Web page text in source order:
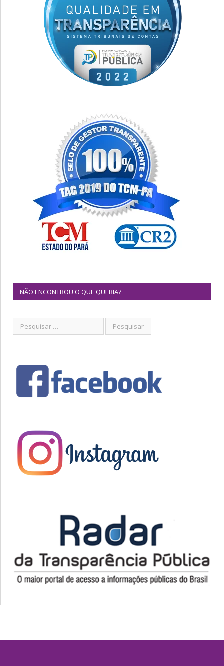
NÃO ENCONTROU O QUE QUERIA?